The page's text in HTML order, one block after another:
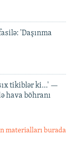
'Daşınma
tikiblər ki...' —
hava böhranı
materialları burada